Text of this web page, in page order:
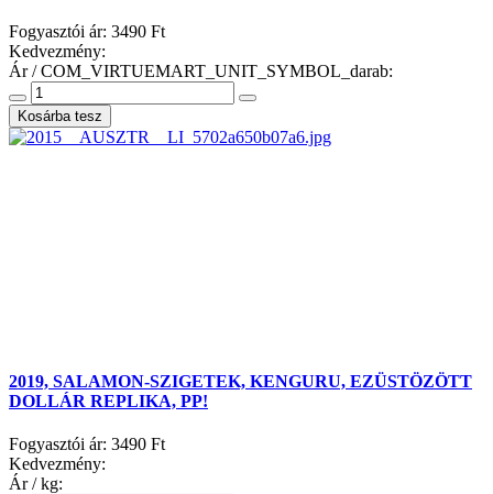
Fogyasztói ár: 3490 Ft
Kedvezmény:
Ár / COM_VIRTUEMART_UNIT_SYMBOL_darab:
2019, SALAMON-SZIGETEK, KENGURU, EZÜSTÖZÖTT
DOLLÁR REPLIKA, PP!
Fogyasztói ár: 3490 Ft
Kedvezmény:
Ár / kg: